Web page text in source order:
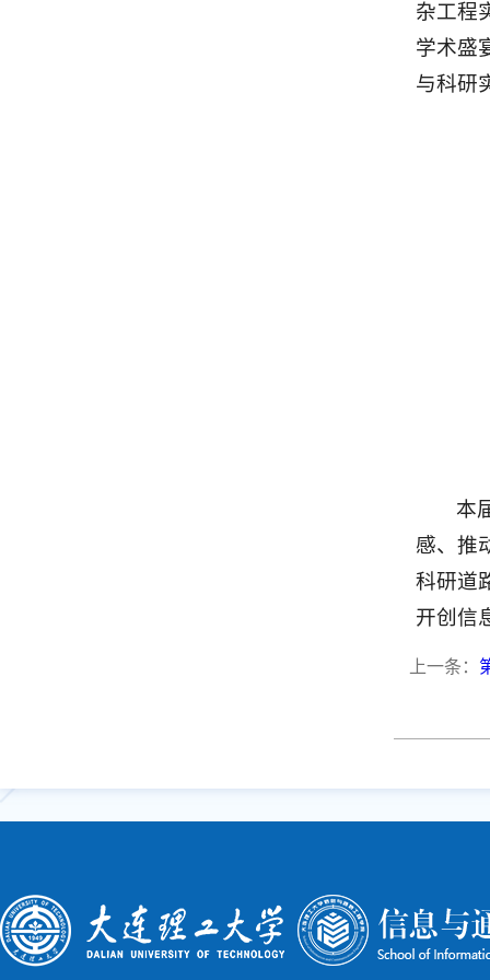
杂工程
学术盛
与科研
本
感、推
科研道
开创信
上一条：